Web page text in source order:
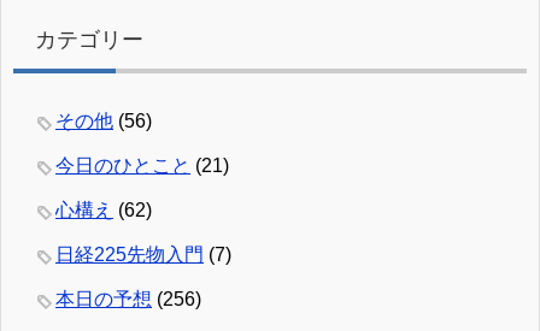
カテゴリー
その他 (56)
今日のひとこと (21)
心構え (62)
日経225先物入門 (7)
本日の予想 (256)